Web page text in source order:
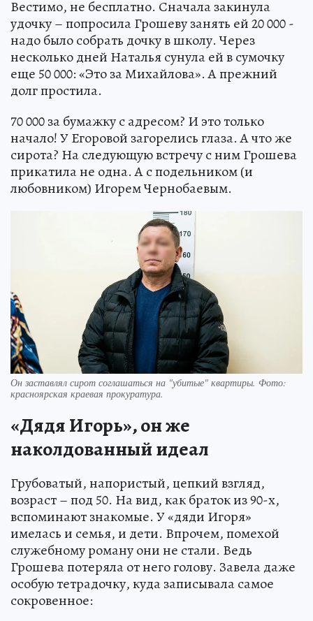
Вестимо, не бесплатно. Сначала закинула
удочку – попросила Грошеву занять ей 20 000 -
надо было собрать дочку в школу. Через
несколько дней Наталья сунула ей в сумочку
еще 50 000: «Это за Михайлова». А прежний
долг простила.
70 000 за бумажку с адресом? И это только
начало! У Егоровой загорелись глаза. А что же
сирота? На следующую встречу с ним Грошева
прикатила не одна. А с подельником (и
любовником) Игорем Чернобаевым.
Он заставлял сирот соглашаться на "убитые" квартиры. Фото:
красноярская краевая прокуратура.
«Дядя Игорь», он же
наколдованный идеал
Грубоватый, напористый, цепкий взгляд,
возраст – под 50. На вид, как браток из 90-х,
вспоминают знакомые. У «дяди Игоря»
имелась и семья, и дети. Впрочем, помехой
служебному роману они не стали. Ведь
Грошева потеряла от него голову. Завела даже
особую тетрадочку, куда записывала самое
сокровенное: